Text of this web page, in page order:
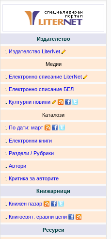
Издателство
:. Издателство LiterNet
Медии
:. Електронно списание LiterNet
:. Електронно списание БЕЛ
:. Културни новини
Каталози
:. По дати: март
:. Електронни книги
:. Раздели / Рубрики
:. Автори
:. Критика за авторите
Книжарници
:. Книжен пазар
:. Книгосвят: сравни цени
Ресурси